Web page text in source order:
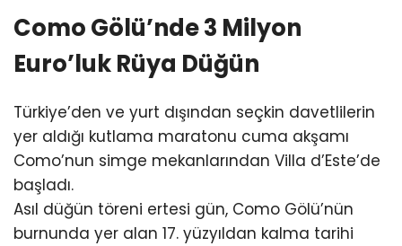
Como Gölü’nde 3 Milyon
Euro’luk Rüya Düğün
Türkiye’den ve yurt dışından seçkin davetlilerin
yer aldığı kutlama maratonu cuma akşamı
Como’nun simge mekanlarından Villa d’Este’de
başladı.
Asıl düğün töreni ertesi gün, Como Gölü’nün
burnunda yer alan 17. yüzyıldan kalma tarihi